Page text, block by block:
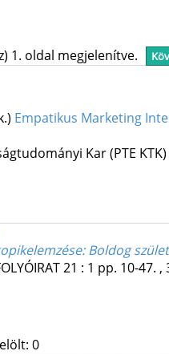
1. oldal megjelenítve.
Empatikus Marketing
Kar (PTE KTK)
: Boldog
21 : 1 pp. 10-47. ,
0